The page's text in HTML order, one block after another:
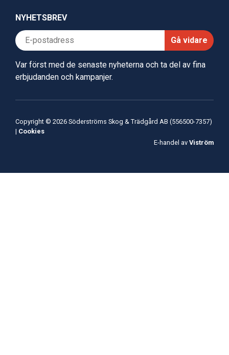
NYHETSBREV
Gå vidare
Var först med de senaste nyheterna och ta del av fina
erbjudanden och kampanjer.
Copyright © 2026 Söderströms Skog & Trädgård AB (556500-7357)
| Cookies
E-handel av Viström